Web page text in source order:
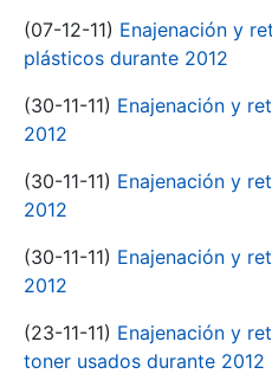
(07-12-11) Enajenación y
plásticos durante 2012
(30-11-11) Enajenación y
2012
(30-11-11) Enajenación y
2012
(30-11-11) Enajenación y
2012
(23-11-11) Enajenación y
toner usados durante 2012